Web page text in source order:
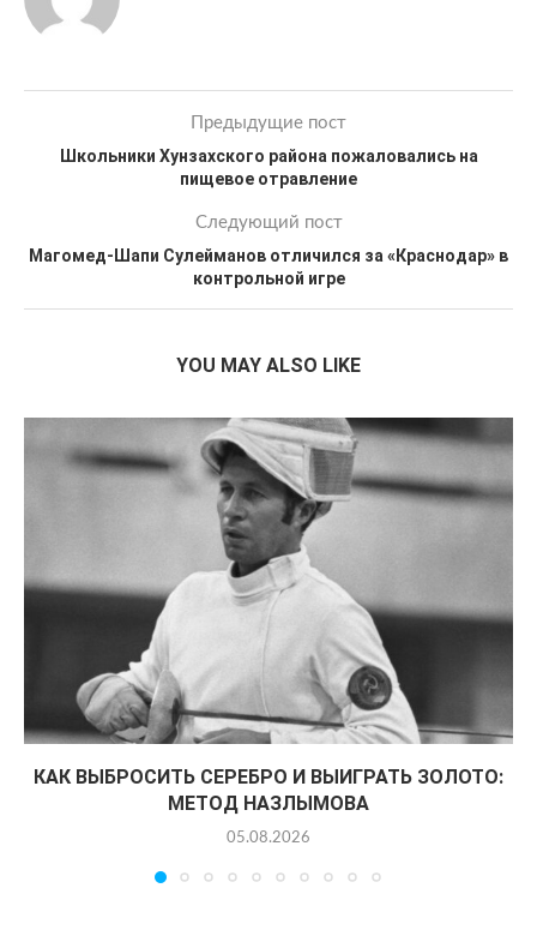
Предыдущие пост
Школьники Хунзахского района пожаловались на
пищевое отравление
Следующий пост
Магомед-Шапи Сулейманов отличился за «Краснодар» в
контрольной игре
YOU MAY ALSO LIKE
КАК ВЫБРОСИТЬ СЕРЕБРО И ВЫИГРАТЬ ЗОЛОТО:
МЕТОД НАЗЛЫМОВА
05.08.2026